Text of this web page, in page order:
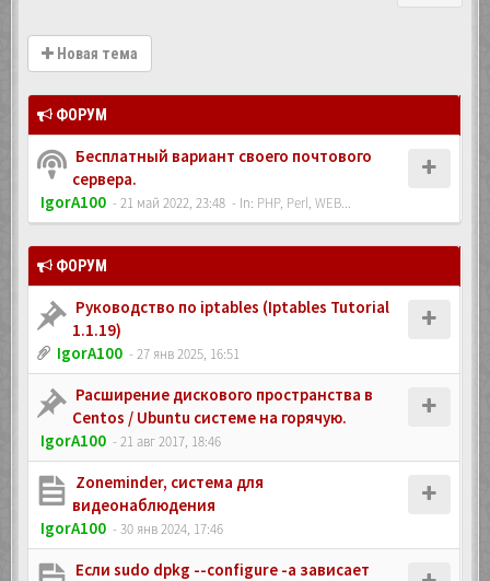
Новая тема
ФОРУМ
Бесплатный вариант своего почтового
сервера.
IgorA100 - 21 май 2022, 23:48 - In: PHP, Perl, WEB...
ФОРУМ
Руководство по iptables (Iptables Tutorial
1.1.19)
IgorA100 - 27 янв 2025, 16:51
Расширение дискового пространства в
Centos / Ubuntu системе на горячую.
IgorA100 - 21 авг 2017, 18:46
Zoneminder, система для
видеонаблюдения
IgorA100 - 30 янв 2024, 17:46
Если sudo dpkg --configure -a зависает